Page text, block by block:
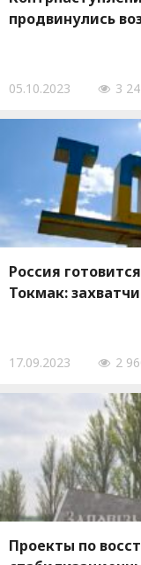
продвинулись
05.10.2023 3
Россия
Токмак:
17.09.2023 2
Проекты по